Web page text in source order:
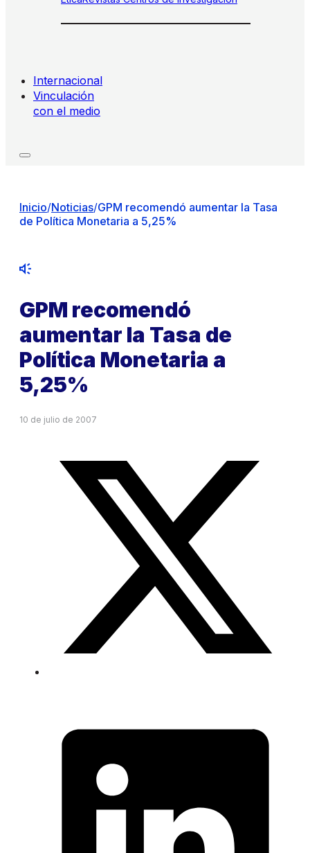
Internacional
Vinculación
con el medio
Inicio/Noticias/GPM recomendó aumentar la Tasa
de Política Monetaria a 5,25%
GPM recomendó
aumentar la Tasa de
Política Monetaria a
5,25%
10 de julio de 2007